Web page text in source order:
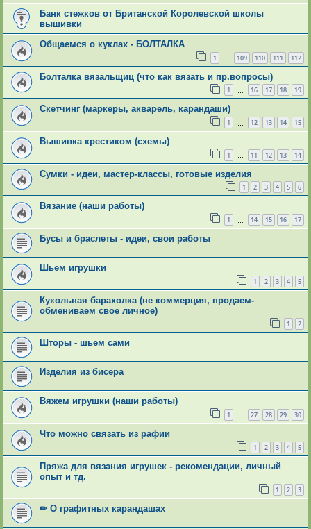
Банк стежков от Британской Королевской школы
вышивки
Общаемся о куклах - БОЛТАЛКА
1 … 109 110 111 112
Болталка вязальщиц (что как вязать и пр.вопросы)
1 16 17 18 19
Скетчинг (маркеры, акварель, карандаши)
1 12 13 14 15
Вышивка крестиком (схемы)
1 … 11 12 13 14
Сумки - идеи, мастер-классы, готовые изделия
1 2 3 4 5 6
Вязание (наши работы)
1 14 15 16 17
Бусы и браслеты - идеи, свои работы
Шьем игрушки
1 2 3 4 5
Кукольная барахолка (не коммерция, продаем-
обмениваем свое личное)
1 2
Шторы - шьем сами
Изделия из бисера
Вяжем игрушки (наши работы)
1 … 27 28 29 30
Что можно связать из рафии
1 2 3 4 5
Пряжа для вязания игрушек - рекомендации, личный
опыт и тд.
1 2 3
✏ О графитных карандашах